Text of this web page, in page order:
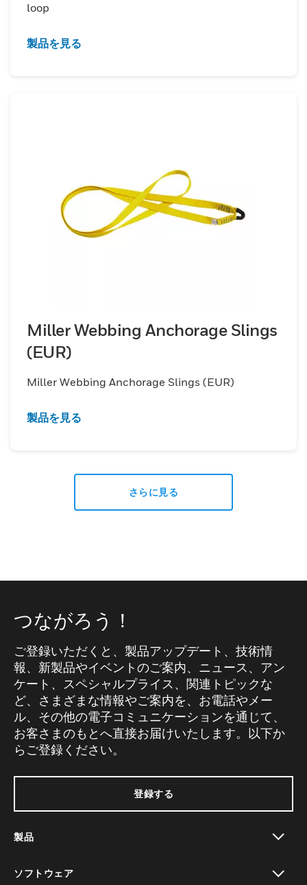
loop
製品を見る
Miller Webbing Anchorage Slings
(EUR)
Miller Webbing Anchorage Slings (EUR)
製品を見る
さらに見る
つながろう！
ご登録いただくと、製品アップデート、技術情
報、新製品やイベントのご案内、ニュース、アン
ケート、スペシャルプライス、関連トピックな
ど、さまざまな情報やご案内を、お電話やメー
ル、その他の電子コミュニケーションを通じて、
お客さまのもとへ直接お届けいたします。以下か
らご登録ください。
登録する
製品
ソフトウェア